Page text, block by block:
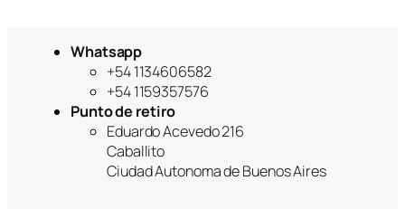
Whatsapp
+54 1134606582
+54 1159357576
Punto de retiro
Eduardo Acevedo 216
Caballito
Ciudad Autonoma de Buenos Aires